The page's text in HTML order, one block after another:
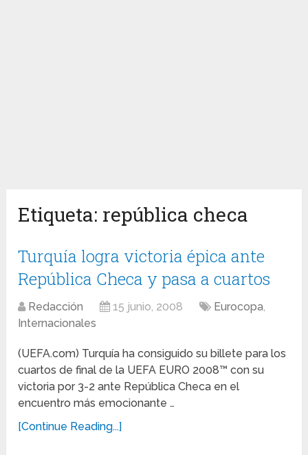
Etiqueta: república checa
Turquía logra victoria épica ante
República Checa y pasa a cuartos
Redacción 15 junio, 2008 Eurocopa,
Internacionales
(UEFA.com) Turquía ha consiguido su billete para los
cuartos de final de la UEFA EURO 2008™ con su
victoria por 3-2 ante República Checa en el
encuentro más emocionante …
[Continue Reading...]